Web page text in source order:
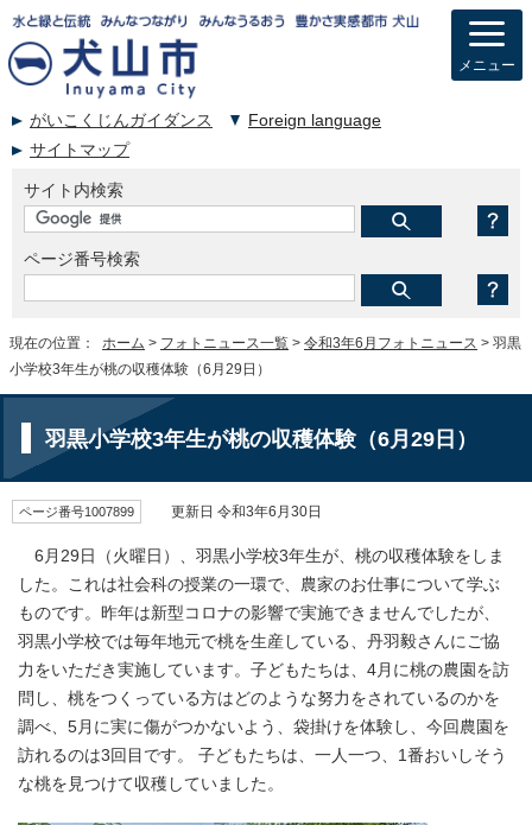
がいこくじんガイダンス
Foreign language
サイトマップ
サイト内検索
ページ番号検索
メニュー
現在の位置： ホーム > フォトニュース一覧 > 令和3年6月フォトニュース > 羽黒
小学校3年生が桃の収穫体験（6月29日）
羽黒小学校3年生が桃の収穫体験（6月29日）
ページ番号1007899 更新日 令和3年6月30日
6月29日（火曜日）、羽黒小学校3年生が、桃の収穫体験をしま
した。これは社会科の授業の一環で、農家のお仕事について学ぶ
ものです。昨年は新型コロナの影響で実施できませんでしたが、
羽黒小学校では毎年地元で桃を生産している、丹羽毅さんにご協
力をいただき実施しています。子どもたちは、4月に桃の農園を訪
問し、桃をつくっている方はどのような努力をされているのかを
調べ、5月に実に傷がつかないよう、袋掛けを体験し、今回農園を
訪れるのは3回目です。 子どもたちは、一人一つ、1番おいしそう
な桃を見つけて収穫していました。